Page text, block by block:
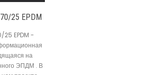
25 EPDM
25 EPDM -
на
ЭПДМ . В